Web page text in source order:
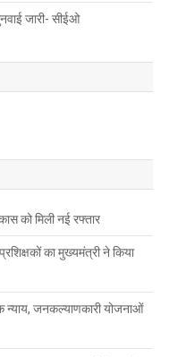
जारी- सीईओ
को मिली नई रफ्तार
का मुख्यमंत्री ने किया
न्याय, जनकल्याणकारी योजनाओं